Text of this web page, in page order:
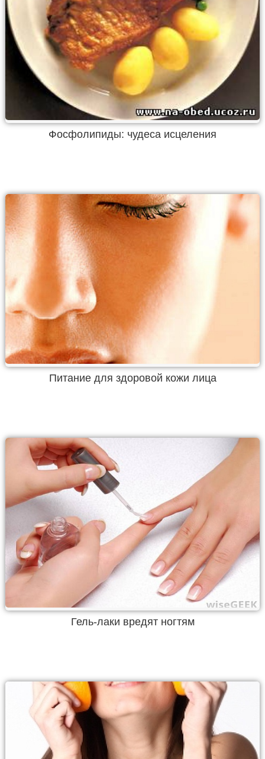
Фосфолипиды: чудеса исцеления
Питание для здоровой кожи лица
Гель-лаки вредят ногтям